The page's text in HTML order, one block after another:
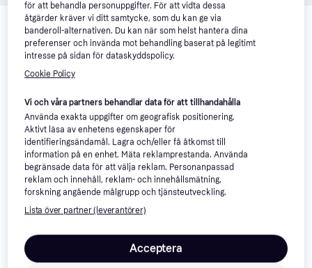
Relaterade produkter
Vi har plockat fram ett urval av produkter som kanske skulle
intressera dig. Visa alla
för att behandla personuppgifter. För att vidta dessa
åtgärder kräver vi ditt samtycke, som du kan ge via
banderoll-alternativen. Du kan när som helst hantera dina
preferenser och invända mot behandling baserat på legitimt
intresse på sidan för dataskyddspolicy.
Cookie Policy
Vi och våra partners behandlar data för att tillhandahålla
Använda exakta uppgifter om geografisk positionering.
Aktivt läsa av enhetens egenskaper för
identifieringsändamål. Lagra och/eller få åtkomst till
information på en enhet. Mäta reklamprestanda. Använda
begränsade data för att välja reklam. Personanpassad
reklam och innehåll, reklam- och innehållsmätning,
forskning angående målgrupp och tjänsteutveckling.
Lista över partner (leverantörer)
Acceptera